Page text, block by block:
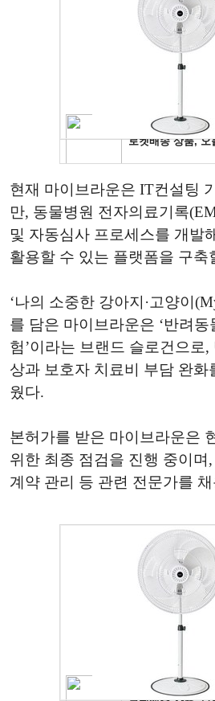
현재 마이브라운은 IT컨설팅
만, 동물병원 전자의료기록
및 자동심사 프로세스를 개발
활용할 수 있는 플랫폼을 구축
‘나의 소중한 강아지·고양이
를 담은 마이브라운은 ‘반려동
험’이라는 브랜드 슬로건으로
상과 보호자 치료비 부담 완화
웠다.
본허가를 받은 마이브라운은
위한 최종 점검을 진행 중이며
계약 관리 등 관련 전문가를